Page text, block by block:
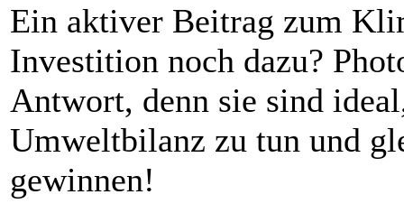
Ein aktiver Beitrag zum
Investition noch dazu?
Antwort, denn sie sind
Umweltbilanz zu tun und
gewinnen!